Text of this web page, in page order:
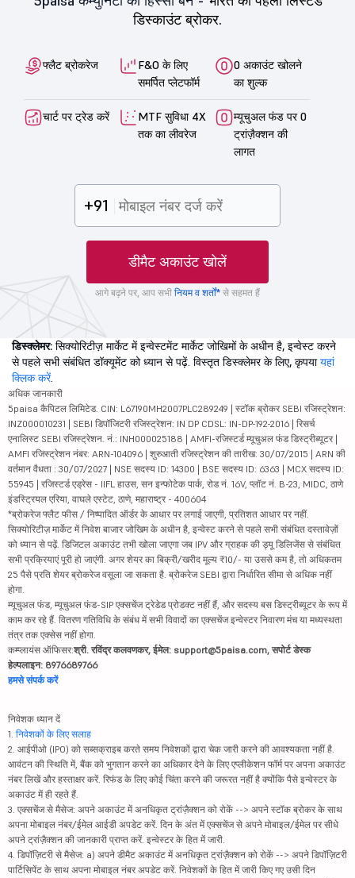
डिस्काउंट ब्रोकर.
फ्लैट ब्रोकरेज
F&O के लिए
समर्पित प्लेटफॉर्म
0 अकाउंट खोलने
का शुल्क
चार्ट पर ट्रेड करें
MTF सुविधा 4X
तक का लीवरेज
म्यूचुअल फंड पर 0
ट्रांज़ैक्शन की
लागत
+91
डीमैट अकाउंट खोलें
आगे बढ़ने पर, आप सभी नियम व शर्तों* से सहमत हैं
डिस्क्लेमर: सिक्योरिटीज़ मार्केट में इन्वेस्टमेंट मार्केट जोखिमों के अधीन है, इन्वेस्ट करने
से पहले सभी संबंधित डॉक्यूमेंट को ध्यान से पढ़ें. विस्तृत डिस्क्लेमर के लिए, कृपयायहां
क्लिक करें.
अधिक जानकारी
5paisa कैपिटल लिमिटेड. CIN: L67190MH2007PLC289249 | स्टॉक ब्रोकर SEBI रजिस्ट्रेशन:
INZ000010231 | SEBI डिपॉजिटरी रजिस्ट्रेशन: IN DP CDSL: IN-DP-192-2016 | रिसर्च
एनालिस्ट SEBI रजिस्ट्रेशन. नं.: INH000025188 | AMFI-रजिस्टर्ड म्यूचुअल फंड डिस्ट्रीब्यूटर |
AMFI रजिस्ट्रेशन नंबर: ARN-104096 | शुरुआती रजिस्ट्रेशन की तारीख: 30/07/2015 | ARN की
वर्तमान वैधता : 30/07/2027 | NSE सदस्य ID: 14300 | BSE सदस्य ID: 6363 | MCX सदस्य ID:
55945 | रजिस्टर्ड एड्रेस - IIFL हाउस, सन इन्फोटेक पार्क, रोड नं. 16V, प्लॉट नं. B-23, MIDC, ठाणे
इंडस्ट्रियल एरिया, वाघले एस्टेट, ठाणे, महाराष्ट्र - 400604
*ब्रोकरेज फ्लैट फीस / निष्पादित ऑर्डर के आधार पर लगाई जाएगी, प्रतिशत आधार पर नहीं.
सिक्योरिटीज़ मार्केट में निवेश बाजार जोखिम के अधीन है, इन्वेस्ट करने से पहले सभी संबंधित दस्तावेज़ों
को ध्यान से पढ़ें. डिजिटल अकाउंट तभी खोला जाएगा जब IPV और ग्राहक की ड्यू डिलिजेंस से संबंधित
सभी प्रक्रियाएं पूरी हो जाएंगी. अगर शेयर का बिक्री/खरीद मूल्य ₹10/- या उससे कम है, तो अधिकतम
25 पैसे प्रति शेयर ब्रोकरेज वसूला जा सकता है. ब्रोकरेज SEBI द्वारा निर्धारित सीमा से अधिक नहीं
होगा.
म्यूचुअल फंड, म्यूचुअल फंड-SIP एक्सचेंज ट्रेडेड प्रोडक्ट नहीं हैं, और सदस्य बस डिस्ट्रीब्यूटर के रूप में
काम कर रहे हैं. वितरण गतिविधि के संबंध में सभी विवादों का एक्सचेंज इन्वेस्टर निवारण मंच या मध्यस्थता
तंत्र तक एक्सेस नहीं होगा.
कम्प्लायंस ऑफिसर:श्री. रविंद्र कलवणकर, ईमेल: support@5paisa.com, सपोर्ट डेस्क
हेल्पलाइन: 8976689766
हमसे संपर्क करें
निवेशक ध्यान दें
1. निवेशकों के लिए सलाह
2. आईपीओ (IPO) को सब्सक्राइब करते समय निवेशकों द्वारा चेक जारी करने की आवश्यकता नहीं है.
आवंटन की स्थिति में, बैंक को भुगतान करने का अधिकार देने के लिए एप्लीकेशन फॉर्म पर अपना अकाउंट
नंबर लिखें और हस्ताक्षर करें. रिफंड के लिए कोई चिंता करने की जरूरत नहीं है क्योंकि पैसे इन्वेस्टर के
अकाउंट में ही रहते हैं.
3. एक्सचेंज से मैसेज: अपने अकाउंट में अनधिकृत ट्रांज़ैक्शन को रोकें --> अपने स्टॉक ब्रोकर के साथ
अपना मोबाइल नंबर/ईमेल आईडी अपडेट करें. दिन के अंत में एक्सचेंज से अपने मोबाइल/ईमेल पर सीधे
अपने ट्रांज़ैक्शन की जानकारी प्राप्त करें. इन्वेस्टर के हित में जारी.
4. डिपॉज़िटरी से मैसेज: a) अपने डीमैट अकाउंट में अनधिकृत ट्रांज़ैक्शन को रोकें --> अपने डिपॉज़िटरी
पार्टिसिपेंट के साथ अपना मोबाइल नंबर अपडेट करें. निवेशकों के हित में जारी किए गए उसी दिन